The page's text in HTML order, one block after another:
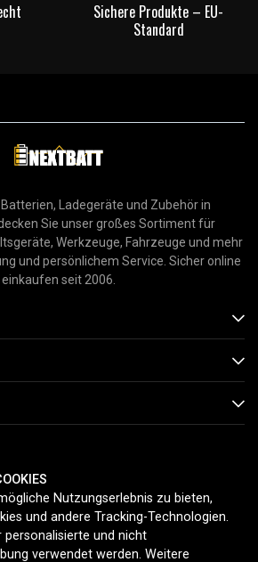
Sichere Produkte – EU-
Standard
Ladegeräte und Zubehör in
Sie unser großes Sortiment für
Werkzeuge, Fahrzeuge und mehr
und persönlichem Service. Sicher online
einkaufen seit 2006.
ZAHLUNGSMETHODEN
LIEFEROPTIONEN
Nutzungserlebnis zu bieten,
und andere Tracking-Technologien.
personalisierte und nicht
verwendet werden. Weitere